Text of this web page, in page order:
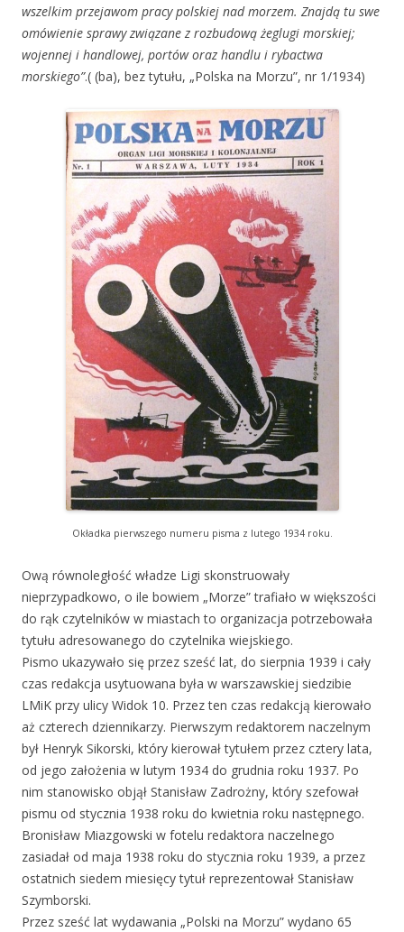
wszelkim przejawom pracy polskiej nad morzem. Znajdą tu swe
omówienie sprawy związane z rozbudową żeglugi morskiej;
wojennej i handlowej, portów oraz handlu i rybactwa
morskiego”.( (ba), bez tytułu, „Polska na Morzu”, nr 1/1934)
Okładka pierwszego numeru pisma z lutego 1934 roku.
Ową równoległość władze Ligi skonstruowały
nieprzypadkowo, o ile bowiem „Morze” trafiało w większości
do rąk czytelników w miastach to organizacja potrzebowała
tytułu adresowanego do czytelnika wiejskiego.
Pismo ukazywało się przez sześć lat, do sierpnia 1939 i cały
czas redakcja usytuowana była w warszawskiej siedzibie
LMiK przy ulicy Widok 10. Przez ten czas redakcją kierowało
aż czterech dziennikarzy. Pierwszym redaktorem naczelnym
był Henryk Sikorski, który kierował tytułem przez cztery lata,
od jego założenia w lutym 1934 do grudnia roku 1937. Po
nim stanowisko objął Stanisław Zadrożny, który szefował
pismu od stycznia 1938 roku do kwietnia roku następnego.
Bronisław Miazgowski w fotelu redaktora naczelnego
zasiadał od maja 1938 roku do stycznia roku 1939, a przez
ostatnich siedem miesięcy tytuł reprezentował Stanisław
Szymborski.
Przez sześć lat wydawania „Polski na Morzu” wydano 65